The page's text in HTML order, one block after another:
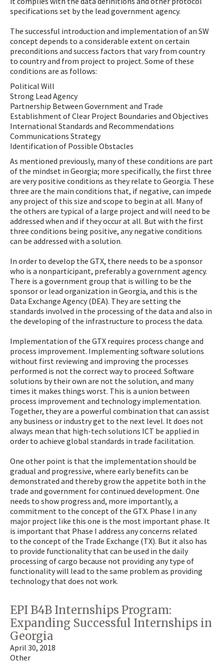
specifications set by the lead government agency.
The successful introduction and implementation of an SW
concept depends to a considerable extent on certain
preconditions and success factors that vary from country
to country and from project to project. Some of these
conditions are as follows:
Political Will
Strong Lead Agency
Partnership Between Government and Trade
Establishment of Clear Project Boundaries and Objectives
International Standards and Recommendations
Communications Strategy
Identification of Possible Obstacles
As mentioned previously, many of these conditions are part
of the mindset in Georgia; more specifically, the first three
are very positive conditions as they relate to Georgia. These
three are the main conditions that, if negative, can impede
any project of this size and scope to begin at all. Many of
the others are typical of a large project and will need to be
addressed when and if they occur at all. But with the first
three conditions being positive, any negative conditions
can be addressed with a solution.
In order to develop the GTX, there needs to be a sponsor
who is a nonparticipant, preferably a government agency.
There is a government group that is willing to be the
sponsor or lead organization in Georgia, and this is the
Data Exchange Agency (DEA). They are setting the
standards involved in the processing of the data and also in
the developing of the infrastructure to process the data.
Implementation of the GTX requires process change and
process improvement. Implementing software solutions
without first reviewing and improving the processes
performed is not the correct way to proceed. Software
solutions by their own are not the solution, and many
times it makes things worst. This is a union between
process improvement and technology implementation.
Together, they are a powerful combination that can assist
any business or industry get to the next level. It does not
always mean that high-tech solutions ICT be applied in
order to achieve global standards in trade facilitation.
One other point is that the implementation should be
gradual and progressive, where early benefits can be
demonstrated and thereby grow the appetite both in the
trade and government for continued development. One
needs to show progress and, more importantly, a
commitment to the concept of the GTX. Phase I in any
major project like this one is the most important phase. It
is important that Phase I address any concerns related
to the concept of the Trade Exchange (TX). But it also has
to provide functionality that can be used in the daily
processing of cargo because not providing any type of
functionality will lead to the same problem as providing
technology that does not work.
EPI B4B Internships Program:
Expanding Successful Internships in
Georgia
April 30, 2018
Other